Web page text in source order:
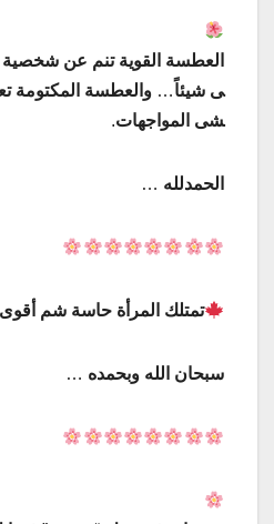
العطسة القوية تنم عن شخصية
ى شيئاً… والعطسة المكتومة
شى المواجهات.
الحمدلله …
تمتلك المرأة حاسة شم أقوى
سبحان الله وبحمده …